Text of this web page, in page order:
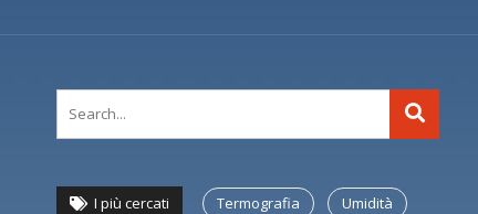
I più cercati Termografia Umidità